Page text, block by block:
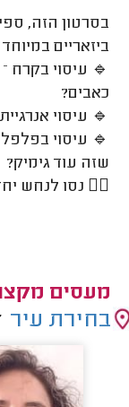
בסרטון הזה,
ביזאריים
🔹 עיסוי בקרח
כאבים?
🔹 עיסוי
🔹 עיסוי
שזה עוד גימיק?
💆‍♂️ נסו לנחש
מעסים
בחירת עיר